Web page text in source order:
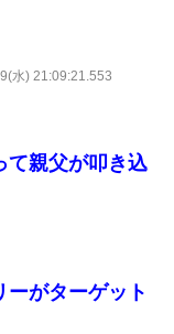
水) 21:09:21.553
て親父が叩き込
がターゲット